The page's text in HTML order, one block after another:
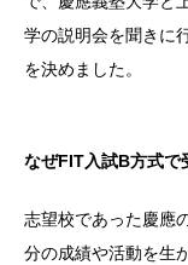
学の説明会を聞きに
を決めました。
なぜFIT入試B方式で
志望校であった慶應
分の成績や活動を生